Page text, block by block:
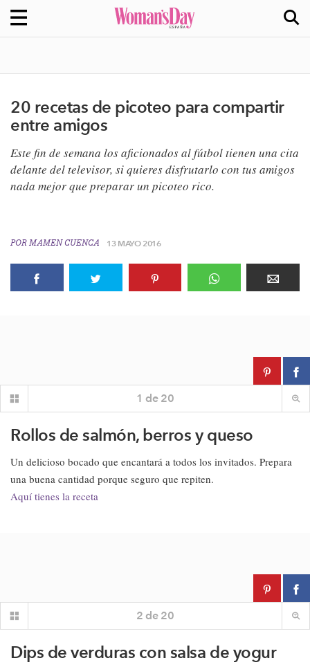
20 recetas de picoteo para compartir
entre amigos
Este fin de semana los aficionados al fútbol tienen una cita
delante del televisor, si quieres disfrutarlo con tus amigos
nada mejor que preparar un picoteo rico.
POR MAMEN CUENCA 13 MAYO 2016
1 de 20
Rollos de salmón, berros y queso
Un delicioso bocado que encantará a todos los invitados. Prepara
una buena cantidad porque seguro que repiten.
Aquí tienes la receta
2 de 20
Dips de verduras con salsa de yogur